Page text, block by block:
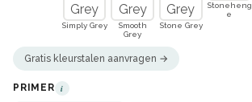
Simply Grey
Smooth
Grey
Stone Grey
Stoneheng
e
Gratis kleurstalen aanvragen →
PRIMER i